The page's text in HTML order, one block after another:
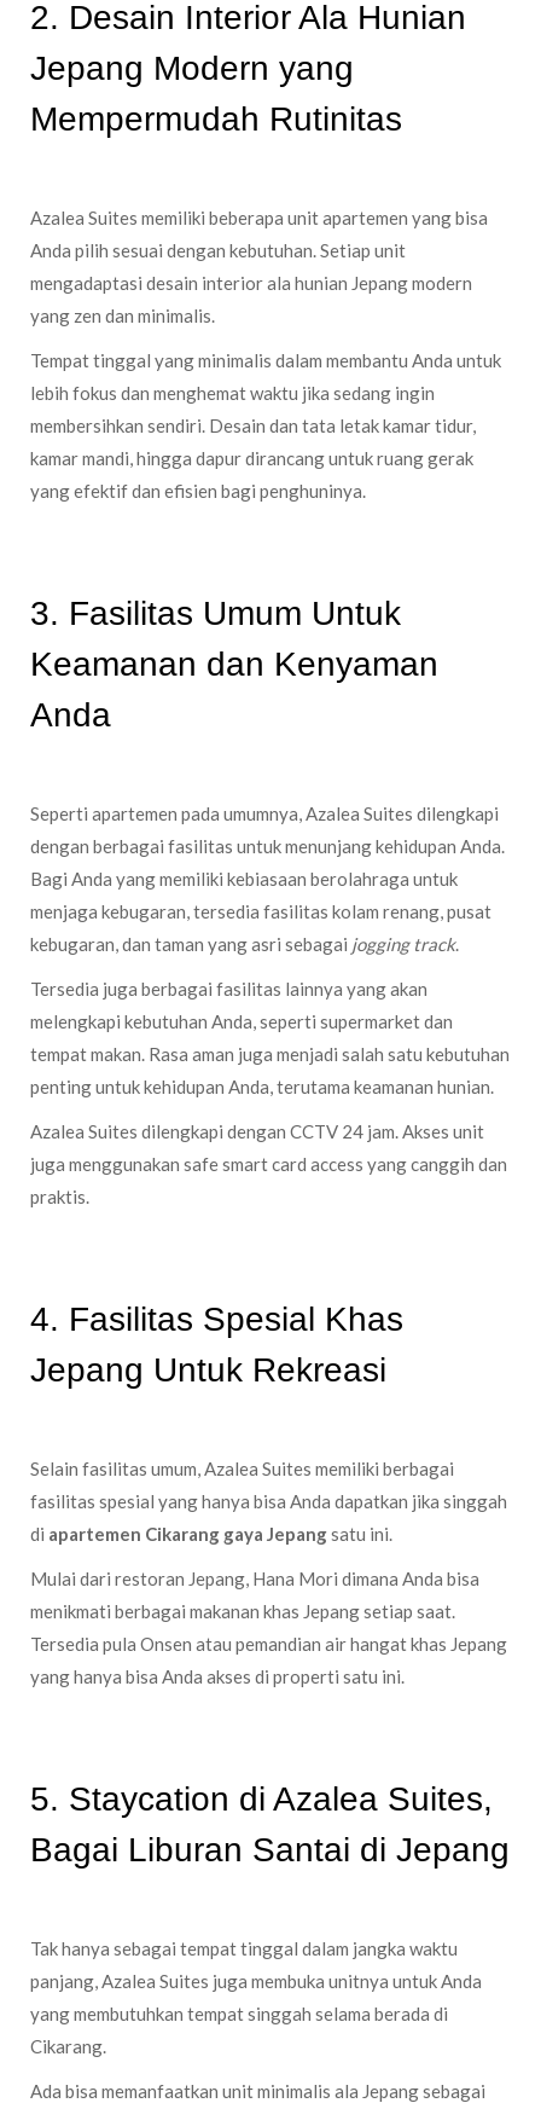
2. Desain Interior Ala Hunian
Jepang Modern yang
Mempermudah Rutinitas
Azalea Suites memiliki beberapa unit apartemen yang bisa
Anda pilih sesuai dengan kebutuhan. Setiap unit
mengadaptasi desain interior ala hunian Jepang modern
yang zen dan minimalis.
Tempat tinggal yang minimalis dalam membantu Anda untuk
lebih fokus dan menghemat waktu jika sedang ingin
membersihkan sendiri. Desain dan tata letak kamar tidur,
kamar mandi, hingga dapur dirancang untuk ruang gerak
yang efektif dan efisien bagi penghuninya.
3. Fasilitas Umum Untuk
Keamanan dan Kenyaman
Anda
Seperti apartemen pada umumnya, Azalea Suites dilengkapi
dengan berbagai fasilitas untuk menunjang kehidupan Anda.
Bagi Anda yang memiliki kebiasaan berolahraga untuk
menjaga kebugaran, tersedia fasilitas kolam renang, pusat
kebugaran, dan taman yang asri sebagai jogging track.
Tersedia juga berbagai fasilitas lainnya yang akan
melengkapi kebutuhan Anda, seperti supermarket dan
tempat makan. Rasa aman juga menjadi salah satu kebutuhan
penting untuk kehidupan Anda, terutama keamanan hunian.
Azalea Suites dilengkapi dengan CCTV 24 jam. Akses unit
juga menggunakan safe smart card access yang canggih dan
praktis.
4. Fasilitas Spesial Khas
Jepang Untuk Rekreasi
Selain fasilitas umum, Azalea Suites memiliki berbagai
fasilitas spesial yang hanya bisa Anda dapatkan jika singgah
di apartemen Cikarang gaya Jepangsatu ini.
Mulai dari restoran Jepang, Hana Mori dimana Anda bisa
menikmati berbagai makanan khas Jepang setiap saat.
Tersedia pula Onsen atau pemandian air hangat khas Jepang
yang hanya bisa Anda akses di properti satu ini.
5. Staycation di Azalea Suites,
Bagai Liburan Santai di Jepang
Tak hanya sebagai tempat tinggal dalam jangka waktu
panjang, Azalea Suites juga membuka unitnya untuk Anda
yang membutuhkan tempat singgah selama berada di
Cikarang.
Ada bisa memanfaatkan unit minimalis ala Jepang sebagai